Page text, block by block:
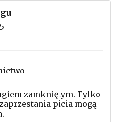
zamkniętym. Tylko
picia mogą